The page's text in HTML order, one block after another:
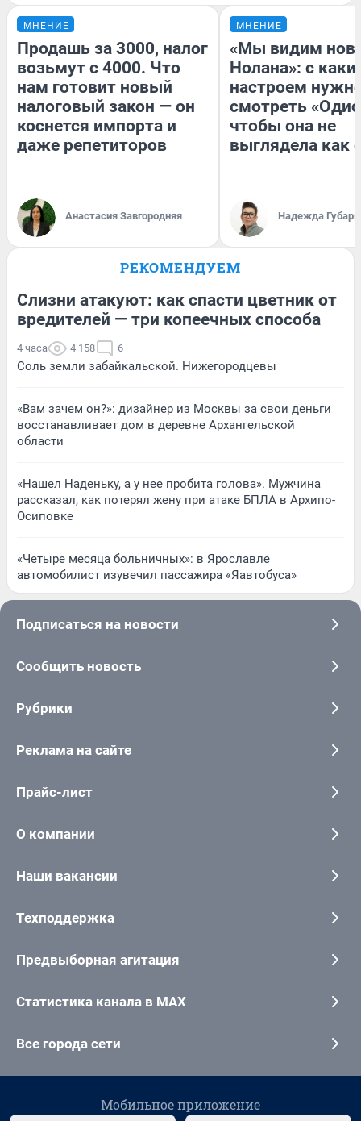
МНЕНИЕ
Продашь за 3000, налог
возьмут с 4000. Что
нам готовит новый
налоговый закон — он
коснется импорта и
даже репетиторов
Анастасия Завгородняя
МНЕНИЕ
«Мы видим
Нолана»: с
настроем
смотреть
чтобы она не
выглядела как
Надежда Губарь
РЕКОМЕНДУЕМ
Слизни атакуют: как спасти цветник от
вредителей — три копеечных способа
4 часа 4 158 6
Соль земли забайкальской. Нижегородцевы
«Вам зачем он?»: дизайнер из Москвы за свои деньги
восстанавливает дом в деревне Архангельской
области
«Нашел Наденьку, а у нее пробита голова». Мужчина
рассказал, как потерял жену при атаке БПЛА в Архипо-
Осиповке
«Четыре месяца больничных»: в Ярославле
автомобилист изувечил пассажира «Яавтобуса»
Подписаться на новости
Сообщить новость
Рубрики
Реклама на сайте
Прайс-лист
О компании
Наши вакансии
Техподдержка
Предвыборная агитация
Статистика канала в MAX
Все города сети
Мобильное приложение